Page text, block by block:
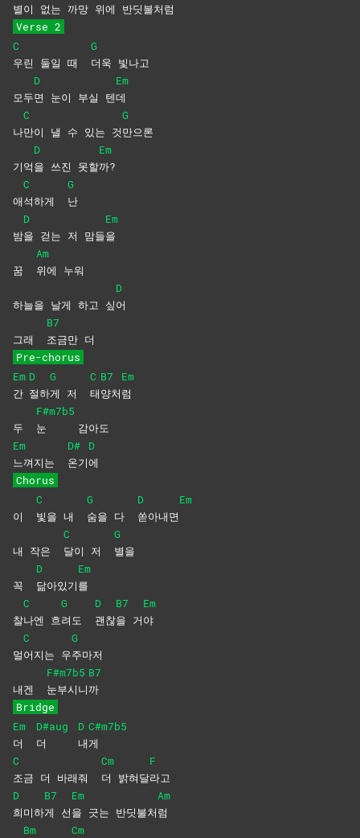
별이 없는 까망 위에 반딧불처럼
Verse 2
C
우린 둘일 때
G
더욱 빛나고
모두
D
면 눈이 부실 텐
Em
데
나
C
만이 낼 수 있는 것
G
만으론
기억
D
을 쓰진 못할
Em
까?
애
C
석하게
G
난
밤
D
을 걷는 저 맘들
Em
을
꿈
Am
위에 누워
하늘을 날게 하고 싶
D
어
그래
B7
조금만 더
Pre-chorus
Em
간
D
절하
G
게 저
C
태
B7
양처
Em
럼
두
F#m7b5
눈
감아도
Em
느껴지는
D#
온기
D
에
Chorus
이
C
빛을 내
G
숨을 다
D
쏟아내면
Em
내 작은
C
달이 저
G
별을
꼭
D
닮아있기
Em
를
찰
C
나엔 흐
G
려도
D
괜찮
B7
을 거
Em
야
멀
C
어지는 우
G
주마저
내겐
F#m7b5
눈부시니
B7
까
Bridge
Em
더
D#aug
더
D
내
C#m7b5
게
C
조금 더 바래줘
Cm
더 밝혀달
F
라고
D
희미하
B7
게 선
Em
을 긋는 반딧불처
Am
럼
Bm
Cm